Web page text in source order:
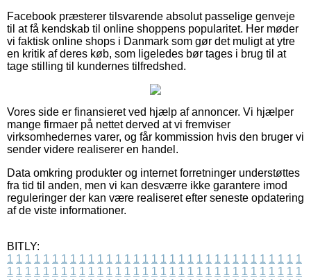
Facebook præsterer tilsvarende absolut passelige genveje
til at få kendskab til online shoppens popularitet. Her møder
vi faktisk online shops i Danmark som gør det muligt at ytre
en kritik af deres køb, som ligeledes bør tages i brug til at
tage stilling til kundernes tilfredshed.
Vores side er finansieret ved hjælp af annoncer. Vi hjælper
mange firmaer på nettet derved at vi fremviser
virksomhedernes varer, og får kommission hvis den bruger vi
sender videre realiserer en handel.
Data omkring produkter og internet forretninger understøttes
fra tid til anden, men vi kan desværre ikke garantere imod
reguleringer der kan være realiseret efter seneste opdatering
af de viste informationer.
BITLY:
1 1 1 1 1 1 1 1 1 1 1 1 1 1 1 1 1 1 1 1 1 1 1 1 1 1 1 1 1 1 1 1 1
1 1 1 1 1 1 1 1 1 1 1 1 1 1 1 1 1 1 1 1 1 1 1 1 1 1 1 1 1 1 1 1 1